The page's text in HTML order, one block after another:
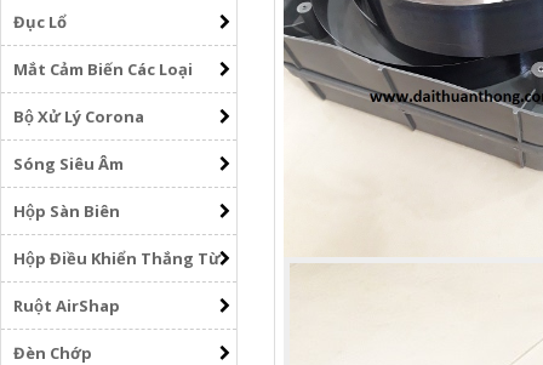
Đục Lổ
Mắt Cảm Biến Các Loại
Bộ Xử Lý Corona
Sóng Siêu Âm
Hộp Sàn Biên
Hộp Điều Khiển Thắng Từ
Ruột AirShap
Đèn Chớp